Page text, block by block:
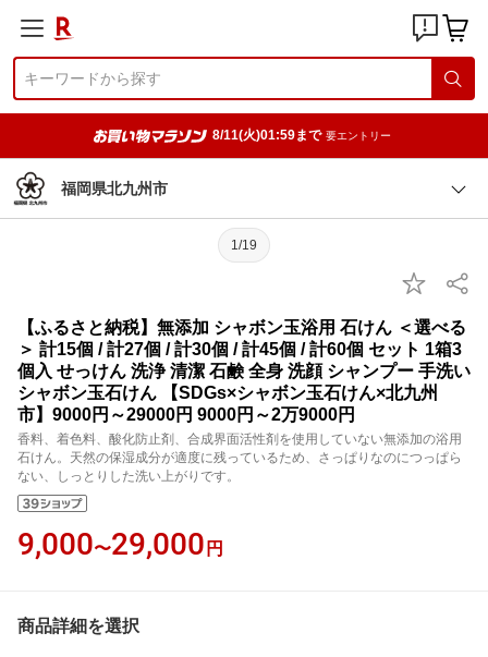
8/11(火)01:59まで 要エントリー
福岡県北九州市
1/19
【ふるさと納税】無添加 シャボン玉浴用 石けん ＜選べる
＞ 計15個 / 計27個 / 計30個 / 計45個 / 計60個 セット 1箱3
個入 せっけん 洗浄 清潔 石鹸 全身 洗顔 シャンプー 手洗い
シャボン玉石けん 【SDGs×シャボン玉石けん×北九州
市】9000円～29000円 9000円～2万9000円
香料、着色料、酸化防止剤、合成界面活性剤を使用していない無添加の浴用
石けん。天然の保湿成分が適度に残っているため、さっぱりなのにつっぱら
ない、しっとりした洗い上がりです。
9,000〜29,000 円
商品詳細を選択